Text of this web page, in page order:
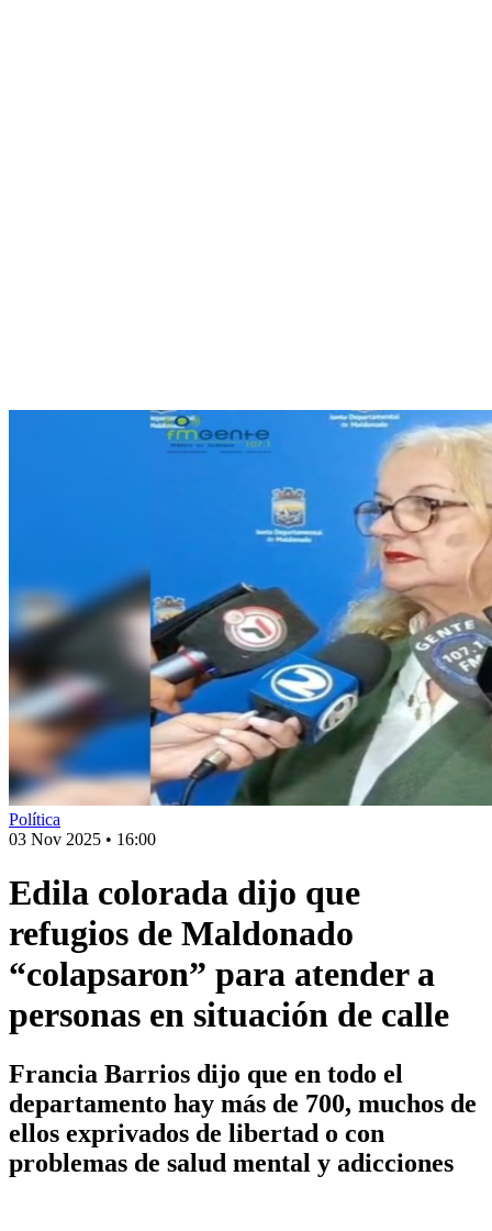
Política
03 Nov 2025 • 16:00
Edila colorada dijo que
refugios de Maldonado
“colapsaron” para atender a
personas en situación de calle
Francia Barrios dijo que en todo el
departamento hay más de 700, muchos de
ellos exprivados de libertad o con
problemas de salud mental y adicciones